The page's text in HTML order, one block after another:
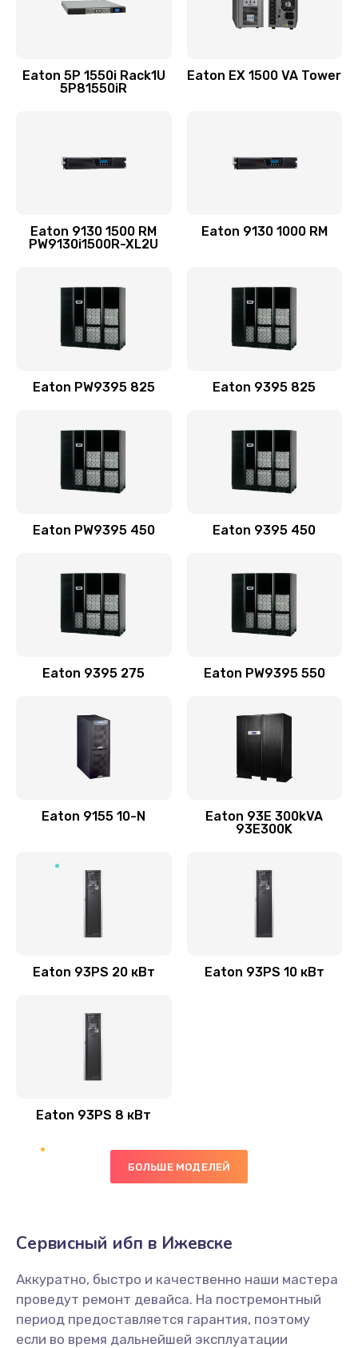
Eaton 5P 1550i Rack1U
5P81550iR
Eaton EX 1500 VA Tower
Eaton 9130 1500 RM
PW9130i1500R-XL2U
Eaton 9130 1000 RM
Eaton PW9395 825 Eaton 9395 825
Eaton PW9395 450 Eaton 9395 450
Eaton 9395 275 Eaton PW9395 550
Eaton 9155 10-N
Eaton 93E 300kVA
93E300K
Eaton 93PS 20 кВт Eaton 93PS 10 кВт
Eaton 93PS 8 кВт
БОЛЬШЕ МОДЕЛЕЙ
Сервисный ибп в Ижевске
Аккуратно, быстро и качественно наши мастера
проведут ремонт девайса. На постремонтный
период предоставляется гарантия, поэтому
если во время дальнейшей эксплуатации